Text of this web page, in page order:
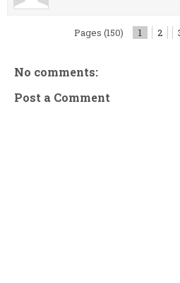
Pages (150) 1 2
No comments:
Post a Comment